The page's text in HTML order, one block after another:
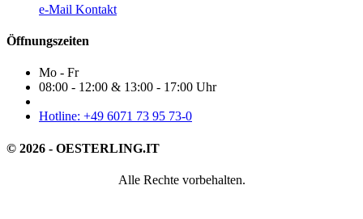
e-Mail Kontakt
Öffnungszeiten
Mo - Fr
08:00 - 12:00 & 13:00 - 17:00 Uhr
Hotline: +49 6071 73 95 73-0
© 2026 - OESTERLING.IT
Alle Rechte vorbehalten.